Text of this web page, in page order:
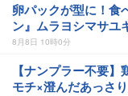
卵パックが型に！食
ン』ムラヨシマサユ
8月8日 10時0分
【ナンプラー不要
モチ×澄んだあっさ